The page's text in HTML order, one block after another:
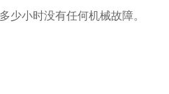
少小时没有任何机械故障。